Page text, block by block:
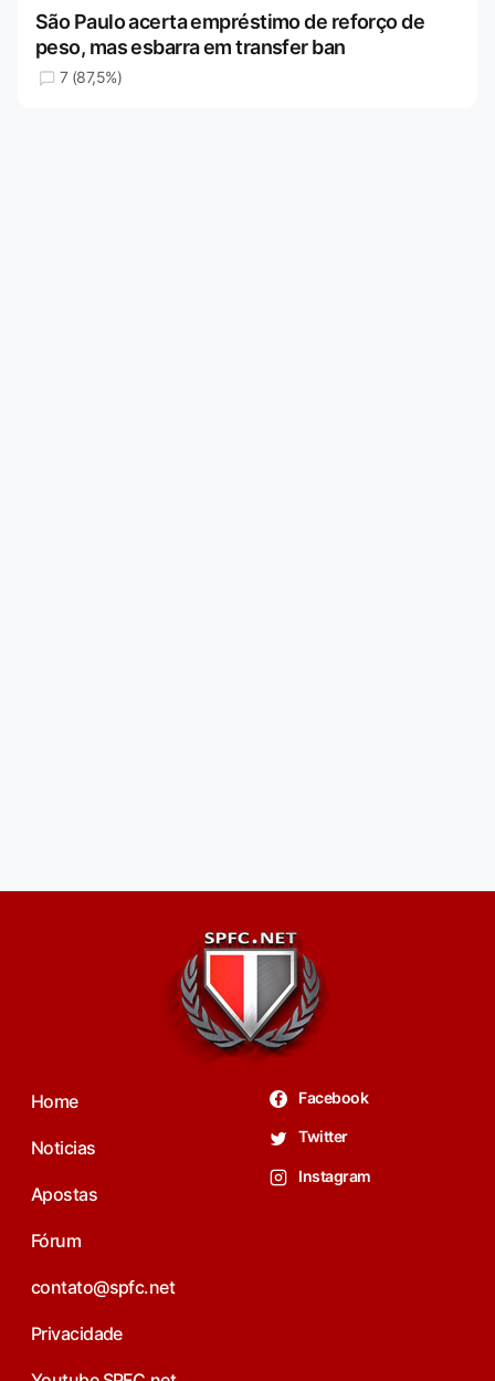
São Paulo acerta empréstimo de reforço de
peso, mas esbarra em transfer ban
7 (87,5%)
Home
Noticias
Apostas
Fórum
contato@spfc.net
Privacidade
Facebook
Twitter
Instagram